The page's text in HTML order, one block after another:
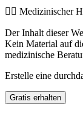
👨‍⚕️️ Medizinischer
Der Inhalt dieser
Kein Material auf
medizinische
Erstelle eine
Gratis erhalten